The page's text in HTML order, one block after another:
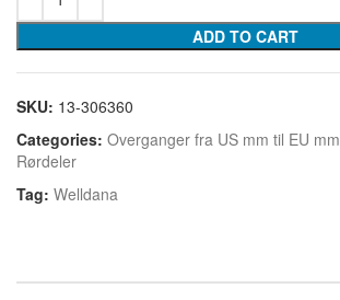
ADD TO CART
SKU: 13-306360
Categories: Overganger fra US mm til EU mm
Rørdeler
Tag: Welldana